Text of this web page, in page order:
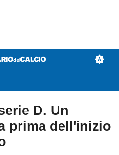
D. Un
prima dell'inizio